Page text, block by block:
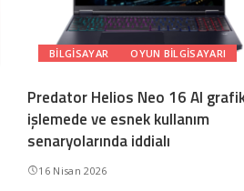
BILGISAYAR OYUN BILGISAYARI
Predator Helios Neo 16 AI
işlemede ve esnek kullanım
senaryolarında iddialı
16 Nisan 2026